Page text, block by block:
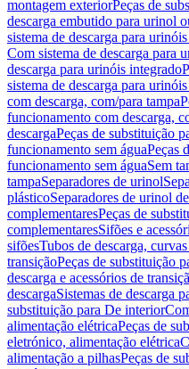
montagem exteriorPeças de
descarga embutido para urinol
sistema de descarga para
Com sistema de descarga para
descarga para urinóis integrado
sistema de descarga para
com descarga, com/para tampa
funcionamento com descarga,
descargaPeças de substituição
funcionamento sem águaPeças
funcionamento sem águaSem
tampaSeparadores de urinol
plásticoSeparadores de urinol
complementaresPeças de
complementaresSifões e
sifõesTubos de descarga,
transiçãoPeças de substituição
descarga e acessórios de
descargaSistemas de descarga
substituição para De interior
alimentação elétricaPeças de
eletrónico, alimentação elétrica
alimentação a pilhasPeças de